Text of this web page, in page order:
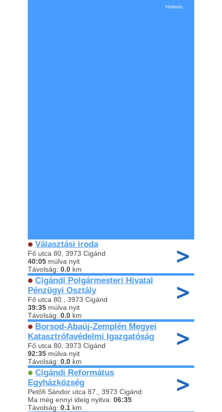
Hirdetés
Választási iroda
Fő utca 80, 3973 Cigánd
40:05 múlva nyit
Távolság: 0.0 km
Cigándi Polgármesteri Hivatal
Pénzügyi Osztály
Fő utca 80., 3973 Cigánd
39:35 múlva nyit
Távolság: 0.0 km
Borsod-Abaúj-Zemplén Megyei
Katasztrófavédelmi Igazgatóság
Fő utca 80, 3973 Cigánd
92:35 múlva nyit
Távolság: 0.0 km
Cigándi Református
Egyházközség
Petőfi Sándor utca 87., 3973 Cigánd
Ma még ennyi ideig nyitva: 06:35
Távolság: 0.1 km